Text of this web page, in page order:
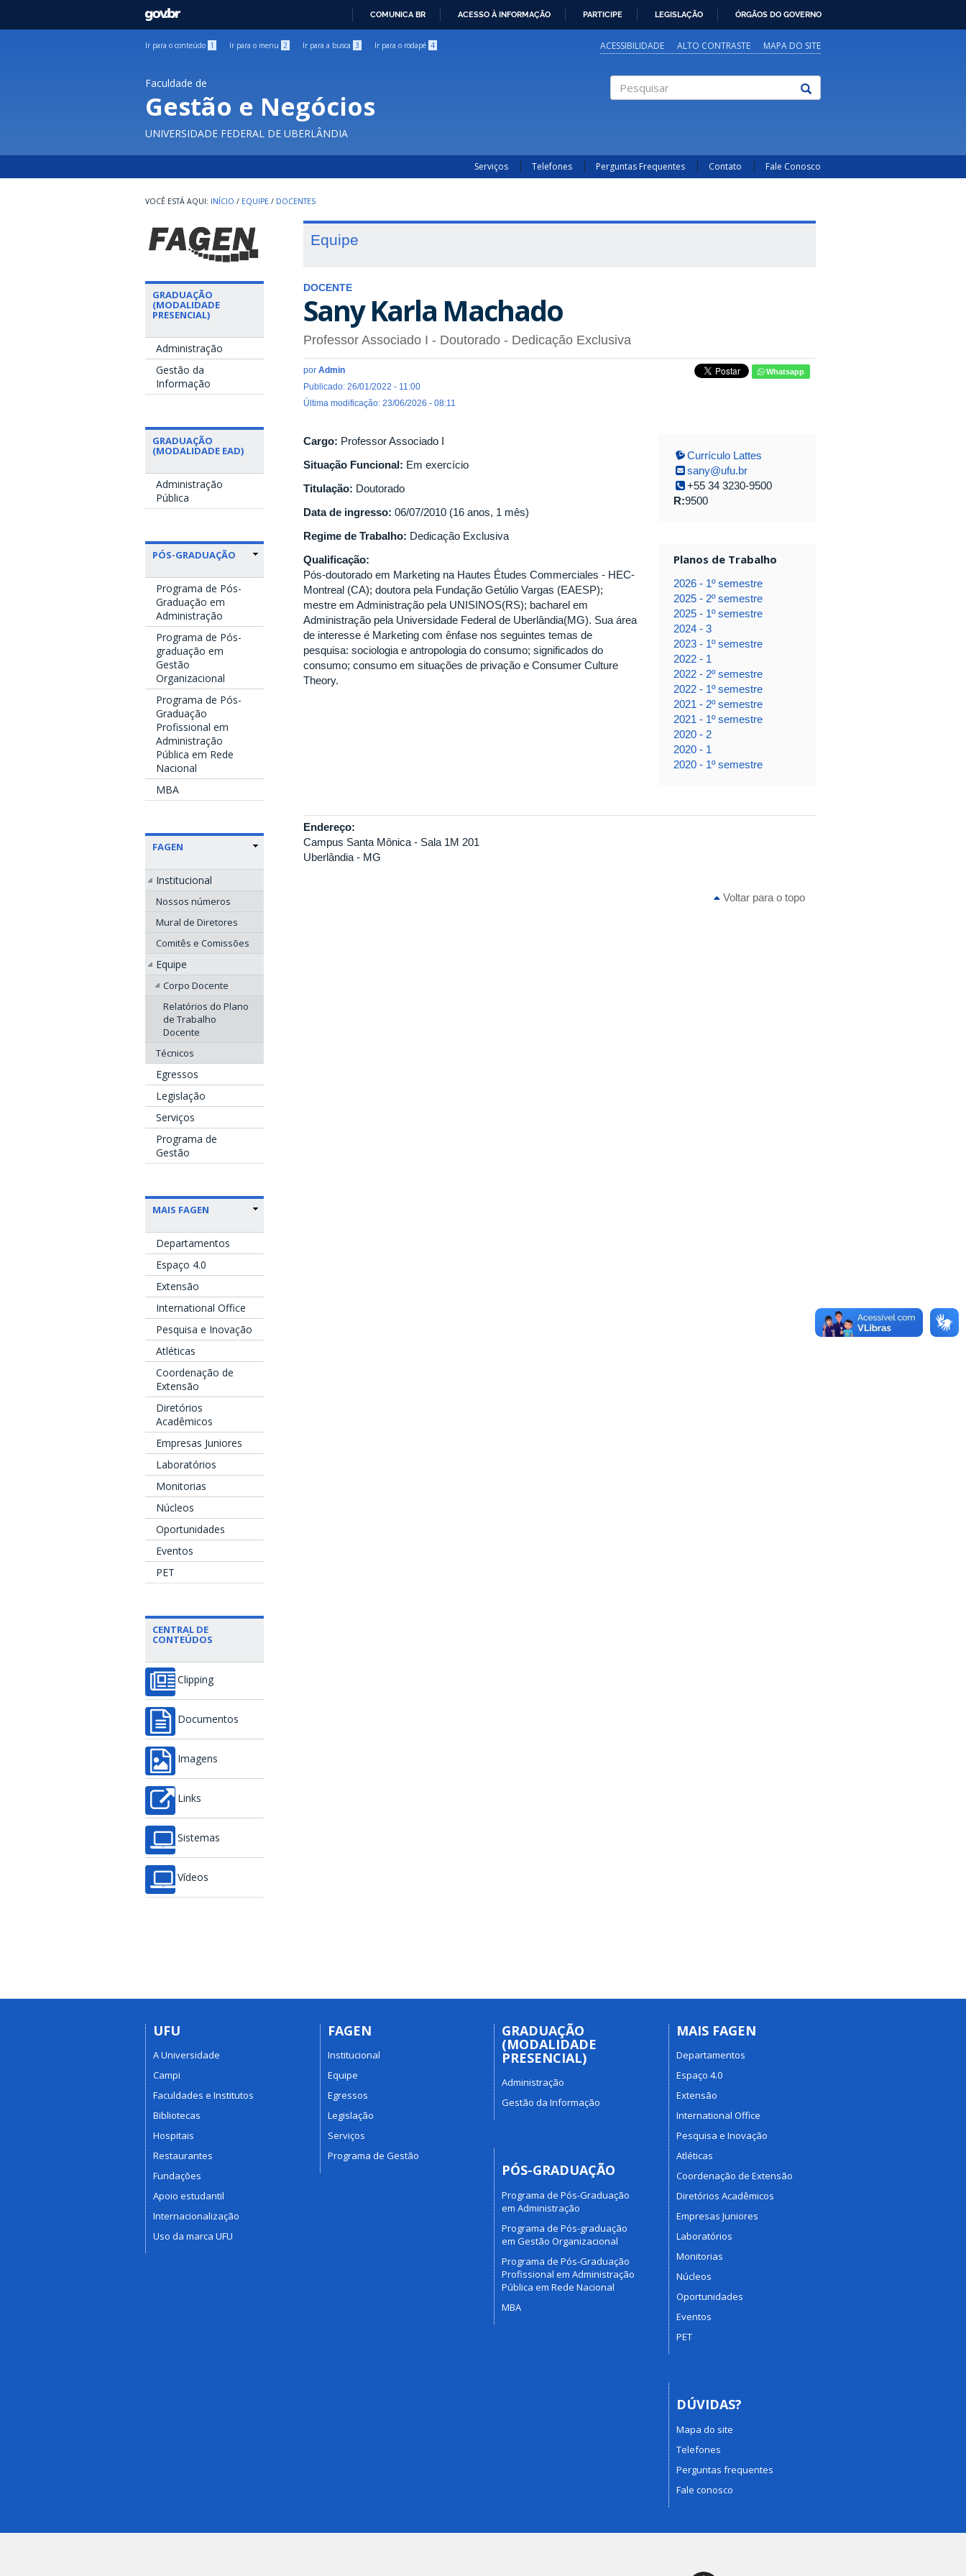
GOVBR
COMUNICA BR ACESSO À INFORMAÇÃO PARTICIPE LEGISLAÇÃO ÓRGÃOS DO GOVERNO
Ir para o conteúdo 1 Ir para o menu 2 Ir para a busca 3 Ir para o rodapé 4 ACESSIBILIDADE ALTO CONTRASTE MAPA DO SITE
Faculdade de
Gestão e Negócios
UNIVERSIDADE FEDERAL DE UBERLÂNDIA
Serviços Telefones Perguntas Frequentes Contato Fale Conosco
INÍCIO / EQUIPE / DOCENTES
GRADUAÇÃO
(MODALIDADE
PRESENCIAL)
Administração
Gestão da
Informação
GRADUAÇÃO
(MODALIDADE EAD)
Administração
Pública
PÓS-GRADUAÇÃO
Programa de Pós-
Graduação em
Administração
Programa de Pós-
graduação em
Gestão
Organizacional
Programa de Pós-
Graduação
Profissional em
Administração
Pública em Rede
Nacional
MBA
FAGEN
Institucional
Nossos números
Mural de Diretores
Comitês e Comissões
Equipe
Corpo Docente
Relatórios do Plano
de Trabalho
Docente
Técnicos
Egressos
Legislação
Serviços
Programa de
Gestão
MAIS FAGEN
Departamentos
Espaço 4.0
Extensão
International Office
Pesquisa e Inovação
Atléticas
Coordenação de
Extensão
Diretórios
Acadêmicos
Empresas Juniores
Laboratórios
Monitorias
Núcleos
Oportunidades
Eventos
PET
CENTRAL DE
CONTEÚDOS
Clipping
Documentos
Imagens
Links
Sistemas
Vídeos
Equipe
DOCENTE
Sany Karla Machado
Professor Associado I - Doutorado - Dedicação Exclusiva
por Admin
Publicado: 26/01/2022 - 11:00
Última modificação: 23/06/2026 - 08:11
Whatsapp
Cargo: Professor Associado I
Situação Funcional: Em exercício
Titulação: Doutorado
Data de ingresso: 06/07/2010 (16 anos, 1 mês)
Regime de Trabalho: Dedicação Exclusiva
Qualificação:
Pós-doutorado em Marketing na Hautes Études Commerciales - HEC-
Montreal (CA); doutora pela Fundação Getúlio Vargas (EAESP);
mestre em Administração pela UNISINOS(RS); bacharel em
Administração pela Universidade Federal de Uberlândia(MG). Sua área
de interesse é Marketing com ênfase nos seguintes temas de
pesquisa: sociologia e antropologia do consumo; significados do
consumo; consumo em situações de privação e Consumer Culture
Theory.
Currículo Lattes
sany@ufu.br
+55 34 3230-9500
R:9500
Planos de Trabalho
2026 - 1º semestre
2025 - 2º semestre
2025 - 1º semestre
2024 - 3
2023 - 1º semestre
2022 - 1
2022 - 2º semestre
2022 - 1º semestre
2021 - 2º semestre
2021 - 1º semestre
2020 - 2
2020 - 1
2020 - 1º semestre
Endereço:
Campus Santa Mônica - Sala 1M 201
Uberlândia - MG
Voltar para o topo
UFU
A Universidade
Campi
Faculdades e Institutos
Bibliotecas
Hospitais
Restaurantes
Fundações
Apoio estudantil
Internacionalização
Uso da marca UFU
FAGEN
Institucional
Equipe
Egressos
Legislação
Serviços
Programa de Gestão
GRADUAÇÃO
(MODALIDADE
PRESENCIAL)
Administração
Gestão da Informação
PÓS-GRADUAÇÃO
Programa de Pós-Graduação
em Administração
Programa de Pós-graduação
em Gestão Organizacional
Programa de Pós-Graduação
Profissional em Administração
Pública em Rede Nacional
MBA
MAIS FAGEN
Departamentos
Espaço 4.0
Extensão
International Office
Pesquisa e Inovação
Atléticas
Coordenação de Extensão
Diretórios Acadêmicos
Empresas Juniores
Laboratórios
Monitorias
Núcleos
Oportunidades
Eventos
PET
DÚVIDAS?
Mapa do site
Telefones
Perguntas frequentes
Fale conosco